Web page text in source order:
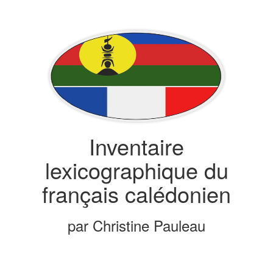
Inventaire
lexicographique du
français calédonien
par Christine Pauleau